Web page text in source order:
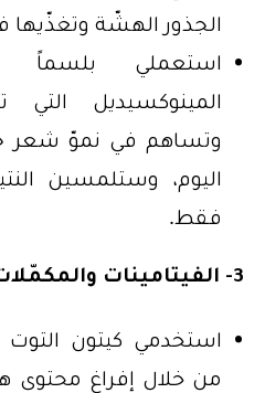
الجذور الهشّة
استعملي بلسماً
المينوكسيديل التي
وتساهم في نموّ شعر
اليوم، وستلمسين
فقط.
3- الفيتامينات والمكمّلات الغذائية
من خلال إفراغ محتوى